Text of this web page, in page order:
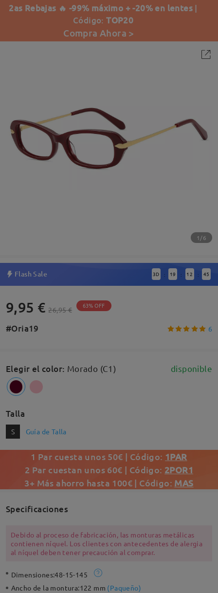
2as Rebajas 🔥 -99% máximo + -20% en lentes |
Código:TOP20
Compra Ahora >
1/6
Flash Sale 3D : 19 : 12 : 44
9,95 € 26,95 € 63% OFF
#Oria19 6
Elegir el color: Morado (C1) disponible
Talla
S Guía de Talla
1 Par cuesta unos 50€ | Código: 1PAR
2 Par cuestan unos 60€ | Código: 2POR1
3+ Más ahorro hasta 100€ | Código: MAS
Specificaciones
Debido al proceso de fabricación, las monturas metálicas
contienen níquel. Los clientes con antecedentes de alergia
al níquel deben tener precaución al comprar.
Dimensiones:48-15-145
Ancho de la montura:122 mm (Paqueño)